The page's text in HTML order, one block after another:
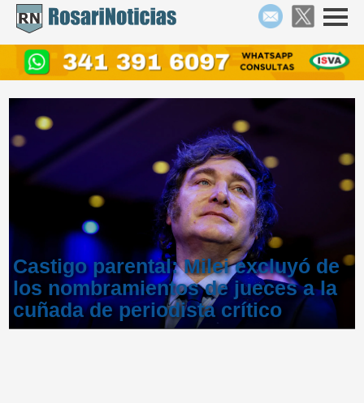
Castigo parental: Milei excluyó de
los nombramientos de jueces a la
cuñada de periodista crítico